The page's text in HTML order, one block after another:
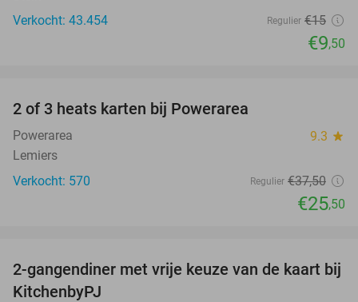
Verkocht: 43.454
Regulier €15
€9,50
2 of 3 heats karten bij Powerarea
Powerarea 9.3 star
Lemiers
Verkocht: 570
Regulier €37,50
€25,50
23%
2-gangendiner met vrije keuze van de kaart bij
KitchenbyPJ